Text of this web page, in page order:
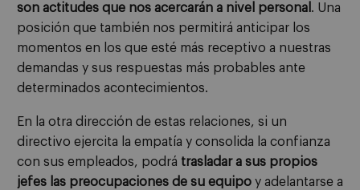
son actitudes que nos acercarán a nivel personal . Una
posición que también nos permitirá anticipar los
momentos en los que esté más receptivo a nuestras
demandas y sus respuestas más probables ante
determinados acontecimientos.
En la otra dirección de estas relaciones, si un
directivo ejercita la empatía y consolida la confianza
con sus empleados, podrá trasladar a sus propios
jefes las preocupaciones de su equipo y adelantarse a